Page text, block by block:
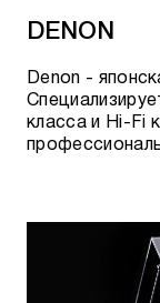
проверку и
многими
проекты
Skoda,
класса в ТВ
DENON
Denon -
класса и Hi-Fi